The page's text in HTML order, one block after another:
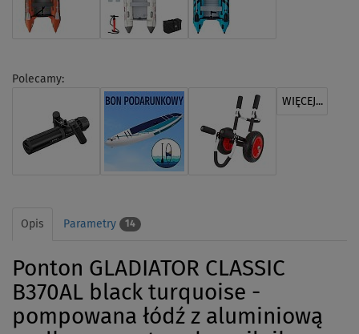
Polecamy:
WIĘCEJ...
Opis Parametry 14
Ponton GLADIATOR CLASSIC
B370AL black turquoise -
pompowana łódź z aluminiową